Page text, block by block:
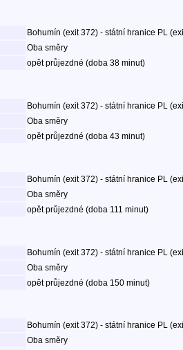
Bohumín (exit 372) - státní hranice PL
Oba směry
opět průjezdné (doba 38 minut)
Bohumín (exit 372) - státní hranice PL
Oba směry
opět průjezdné (doba 43 minut)
Bohumín (exit 372) - státní hranice PL
Oba směry
opět průjezdné (doba 111 minut)
Bohumín (exit 372) - státní hranice PL
Oba směry
opět průjezdné (doba 150 minut)
Bohumín (exit 372) - státní hranice PL
Oba směry